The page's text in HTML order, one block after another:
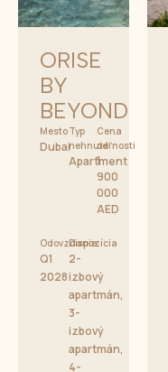
ORISE
BY
BEYOND
Mesto
Dubai
Typ
nehnuteľnosti
Apartment
Cena
od
1
900
000
AED
Odovzdanie
Q1
2028
Dispozícia
2-
izbový
apartmán,
3-
izbový
apartmán,
4-